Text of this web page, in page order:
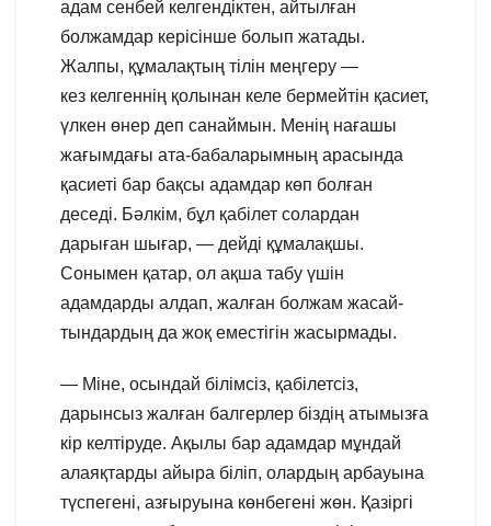
адам сенбей келгендіктен, айтылған
болжамдар керісінше болып жатады.
Жалпы, құмалақтың тілін меңгеру —
кез келгеннің қолынан келе бермейтін қасиет,
үлкен өнер деп санаймын. Менің нағашы
жағымдағы ата-бабаларымның арасында
қасиеті бар бақсы адамдар көп болған
деседі. Бәлкім, бұл қабілет солардан
дарыған шығар, — дейді құмалақшы.
Сонымен қатар, ол ақша табу үшін
адамдарды алдап, жалған болжам жасай-
тындардың да жоқ еместігін жасырмады.
— Міне, осындай білімсіз, қабілетсіз,
дарынсыз жалған балгерлер біздің атымызға
кір келтіруде. Ақылы бар адамдар мұндай
алаяқтарды айыра біліп, олардың арбауына
түспегені, азғыруына көнбегені жөн. Қазіргі